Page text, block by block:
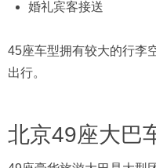
婚礼宾客接送
45座车型拥有较大的行李
出行。
北京49座大巴